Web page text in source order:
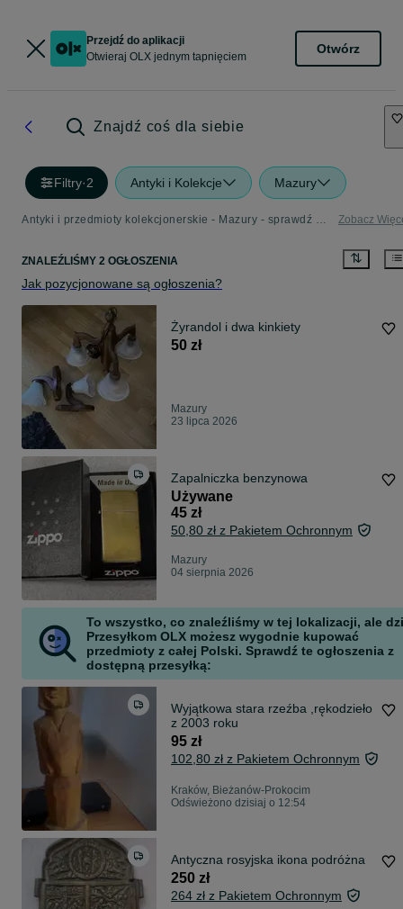
Przejdź do aplikacji
Otwieraj OLX jednym tapnięciem
Otwórz
Znajdź coś dla siebie
Filtry·2 Antyki i Kolekcje Mazury
Antyki i przedmioty kolekcjonerskie - Mazury - sprawdź ogłoszenia w Twojej okolicy Zobacz
ZNALEŹLIŚMY 2 OGŁOSZENIA
Jak pozycjonowane są ogłoszenia?
Żyrandol i dwa kinkiety
50 zł
Mazury
23 lipca 2026
Zapalniczka benzynowa
Używane
45 zł
50,80 zł z Pakietem Ochronnym
Mazury
04 sierpnia 2026
To wszystko, co znaleźliśmy w tej lokalizacji, ale
Przesyłkom OLX możesz wygodnie kupować
przedmioty z całej Polski. Sprawdź te ogłoszenia z
dostępną przesyłką:
Wyjątkowa stara rzeźba ,rękodzieło
z 2003 roku
95 zł
102,80 zł z Pakietem Ochronnym
Kraków, Bieżanów-Prokocim
Odświeżono dzisiaj o 12:54
Antyczna rosyjska ikona podróżna
250 zł
264 zł z Pakietem Ochronnym